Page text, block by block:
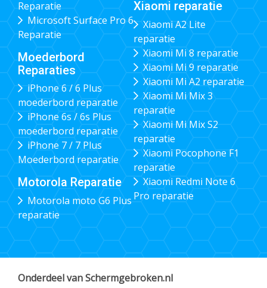
Reparatie
Microsoft Surface Pro 6
Reparatie
Moederbord
Reparaties
iPhone 6 / 6 Plus
moederbord reparatie
iPhone 6s / 6s Plus
moederbord reparatie
iPhone 7 / 7 Plus
Moederbord reparatie
Motorola Reparatie
Motorola moto G6 Plus
reparatie
Xiaomi reparatie
Xiaomi A2 Lite
reparatie
Xiaomi Mi 8 reparatie
Xiaomi Mi 9 reparatie
Xiaomi Mi A2 reparatie
Xiaomi Mi Mix 3
reparatie
Xiaomi Mi Mix S2
reparatie
Xiaomi Pocophone F1
reparatie
Xiaomi Redmi Note 6
Pro reparatie
Onderdeel van Schermgebroken.nl